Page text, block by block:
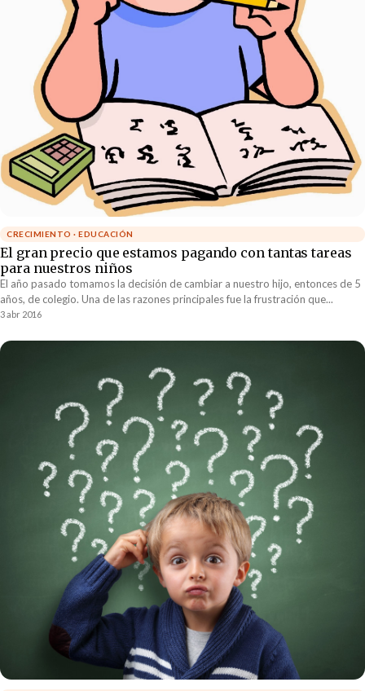
CRECIMIENTO · EDUCACIÓN
El gran precio que estamos pagando con tantas tareas
para nuestros niños
El año pasado tomamos la decisión de cambiar a nuestro hijo, entonces de 5
años, de colegio. Una de las razones principales fue la frustración que...
3 abr 2016